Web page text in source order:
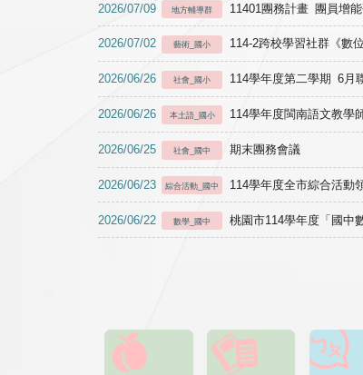
2026/07/09 地方輔導群 11401團務計畫 團員增
2026/07/02 藝術_國小 114-2跨校學習社群《數
2026/06/26 社會_國小 114學年度第二學期 6月
2026/06/26 本土語_國小 114學年度閩南語文教學
2026/06/25 社會_國中 期末團務會議
2026/06/23 綜合活動_國中 114學年度全市綜合活動
2026/06/22 數學_國中 桃園市114學年度「國中